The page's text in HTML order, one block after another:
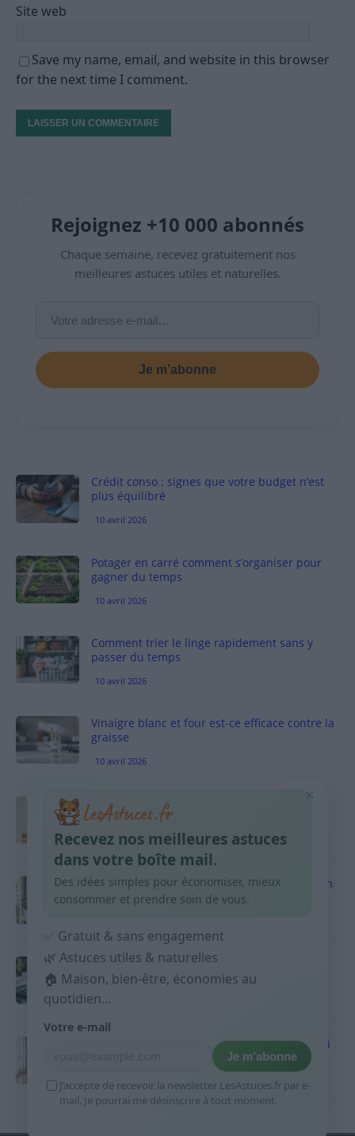
Site web
Save my name, email, and website in this browser
for the next time I comment.
Rejoignez +10 000 abonnés
Chaque semaine, recevez gratuitement nos
meilleures astuces utiles et naturelles.
Je m’abonne
Crédit conso : signes que votre budget n’est
plus équilibré
10 avril 2026
Potager en carré comment s’organiser pour
gagner du temps
10 avril 2026
Comment trier le linge rapidement sans y
passer du temps
10 avril 2026
Vinaigre blanc et four est-ce efficace contre la
graisse
10 avril 2026
Taches pigmentaires : routine simple +
habitudes qui aident
9 avril 2026
Produits ménagers : comment économiser en
courses sans acheter 10 sprays
Budget mensuel : méthode rapide pour
répartir son salaire dès le jour de paie
9 avril 2026
Sport 10 minutes par jour est-ce utile et quoi
9 avril 2026
×
Recevez nos meilleures astuces
dans votre boîte mail.
Des idées simples pour économiser, mieux
consommer et prendre soin de vous.
✅ Gratuit & sans engagement
🌿 Astuces utiles & naturelles
🏠 Maison, bien-être, économies au
quotidien...
Votre e-mail
Je m’abonne
J’accepte de recevoir la newsletter LesAstuces.fr par e-
mail. Je pourrai me désinscrire à tout moment.